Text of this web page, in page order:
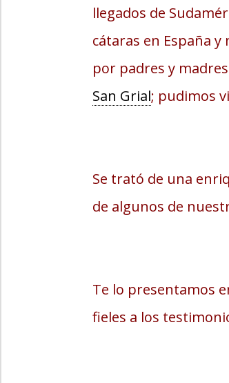
llegados de
cátaras en España
por padres y madres
San Grial; pudimos
Se trató de una
de algunos de
Te lo presentamos
fieles a los